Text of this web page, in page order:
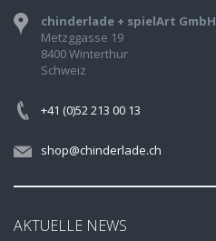
chinderlade + spielArt GmbH
Metzggasse 19
8400 Winterthur
Schweiz
+41 (0)52 213 00 13
shop@chinderlade.ch
AKTUELLE NEWS